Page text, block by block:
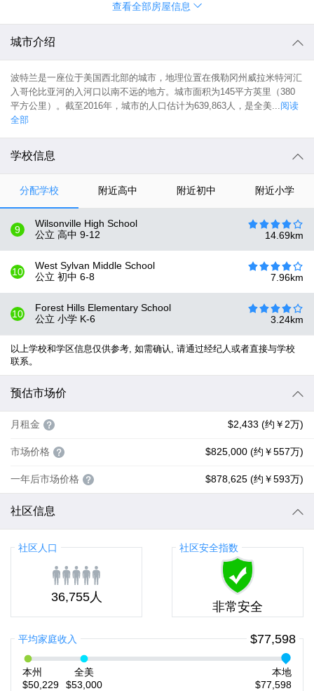
查看全部房屋信息
城市介绍
波特兰是一座位于美国西北部的城市，地理位置在俄勒冈州威拉米特河汇
入哥伦比亚河的入河口以南不远的地方。城市面积为145平方英里（380
平方公里）。截至2016年，城市的人口估计为639,863人，是全美...阅读
全部
学校信息
分配学校 附近高中 附近初中 附近小学
9
Wilsonville High School
公立 高中 9-12 14.69km
10
West Sylvan Middle School
公立 初中 6-8 7.96km
10
Forest Hills Elementary School
公立 小学 K-6 3.24km
以上学校和学区信息仅供参考, 如需确认, 请通过经纪人或者直接与学校
联系。
预估市场价
月租金 $2,433 (约￥2万)
市场价格 $825,000 (约￥557万)
一年后市场价格 $878,625 (约￥593万)
社区信息
社区人口
36,755人
社区安全指数
非常安全
平均家庭收入 $77,598
本州
$50,229
全美
$53,000
本地
$77,598